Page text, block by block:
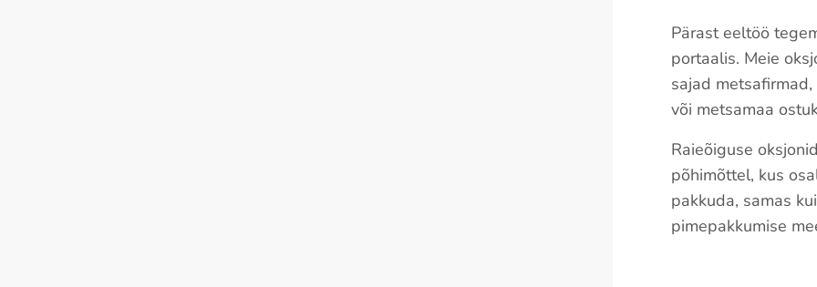
Pärast eeltöö
portaalis. Meie
sajad
või metsamaa
Raieõiguse
põhimõttel, kus
pakkuda, samas
pimepakkumise